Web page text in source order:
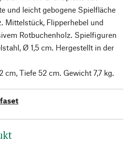
und leicht gebogene Spielfläche
Mittelstück, Flipperhebel und
Rotbuchenholz. Spielfiguren
Ø 1,5 cm. Hergestellt in der
cm, Tiefe 52 cm. Gewicht 7,7 kg.